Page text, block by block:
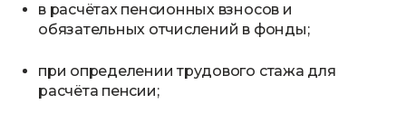
в расчётах пенсионных взносов и
обязательных отчислений в фонды;
при определении трудового стажа для
расчёта пенсии;